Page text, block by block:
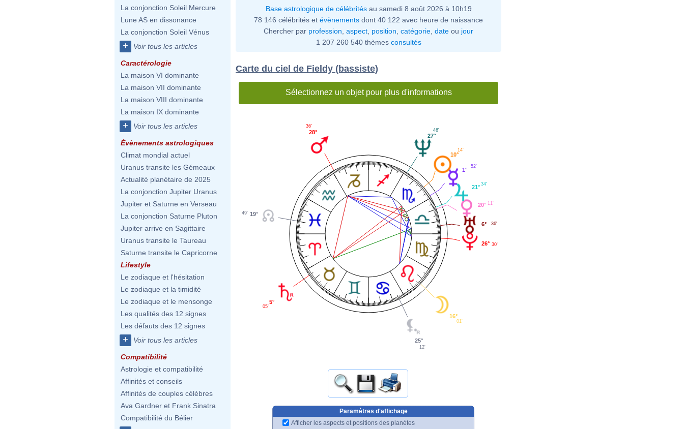
La conjonction Soleil Mercure
Lune AS en dissonance
La conjonction Soleil Vénus
+ Voir tous les articles
Caractérologie
La maison VI dominante
La maison VII dominante
La maison VIII dominante
La maison IX dominante
+ Voir tous les articles
Évènements astrologiques
Climat mondial actuel
Uranus transite les Gémeaux
Actualité planétaire de 2025
La conjonction Jupiter Uranus
Jupiter et Saturne en Verseau
La conjonction Saturne Pluton
Jupiter arrive en Sagittaire
Uranus transite le Taureau
Saturne transite le Capricorne
Lifestyle
Le zodiaque et l'hésitation
Le zodiaque et la timidité
Le zodiaque et le mensonge
Les qualités des 12 signes
Les défauts des 12 signes
+ Voir tous les articles
Compatibilité
Astrologie et compatibilité
Affinités et conseils
Affinités de couples célèbres
Ava Gardner et Frank Sinatra
Compatibilité du Bélier
Base astrologique de célébritésau samedi 8 août 2026 à 10h19
78 146 célébrités et évènements dont 40 122 avec heure de naissance
Chercher par profession aspect position catégorie date ou jour
1 207 260 540 thèmes consultés
Carte du ciel de Fieldy (bassiste)
Sélectionnez un objet pour plus d'informations
6° 36'
20° 11'
21° 34'
1°
52'
10°
14'
27°
46'
28°
36'
19°
49'
5°
05'
25°
12'
16°
01'
26° 30'
Paramètres d'affichage
Afficher les aspects et positions des planètes